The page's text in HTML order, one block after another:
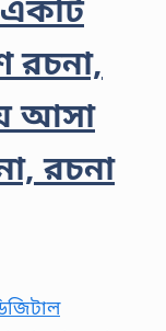
রচনা,
আসা
রচনা